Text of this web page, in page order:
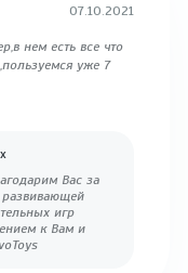
07.10.2021
нем есть все что
уже 7
Вас за
игр
к Вам и